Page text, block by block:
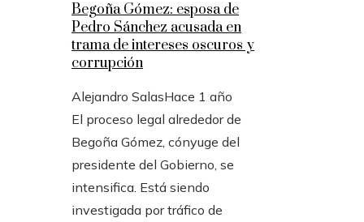
Begoña Gómez: esposa de
Pedro Sánchez acusada en
trama de intereses oscuros y
corrupción
Alejandro SalasHace 1 año
El proceso legal alrededor de
Begoña Gómez, cónyuge del
presidente del Gobierno, se
intensifica. Está siendo
investigada por tráfico de